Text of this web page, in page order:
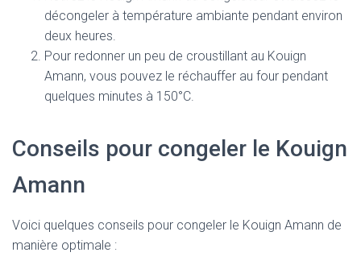
décongeler à température ambiante pendant environ
deux heures.
Pour redonner un peu de croustillant au Kouign
Amann, vous pouvez le réchauffer au four pendant
quelques minutes à 150°C.
Conseils pour congeler le Kouign
Amann
Voici quelques conseils pour congeler le Kouign Amann de
manière optimale :